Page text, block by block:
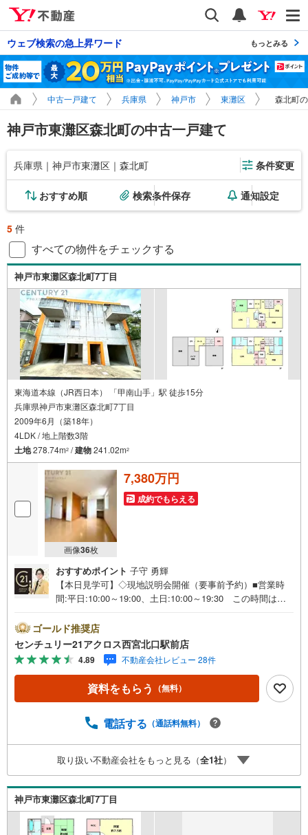
検索
通知
ウェブ検索の急上昇ワード
もっとみる
中古一戸建て 兵庫県 神戸市 東灘区 森北町
神戸市東灘区森北町の中古一戸建て
兵庫県｜神戸市東灘区｜森北町 条件変更
おすすめ順 検索条件保存 通知設定
5 件
すべての物件をチェックする
神戸市東灘区森北町7丁目
東海道本線（JR西日本） 「甲南山手」駅 徒歩15分
兵庫県神戸市東灘区森北町7丁目
2009年6月（築18年）
4LDK / 地上階数3階
土地278.74m2 /建物241.02m2
画像36枚
7,380万円
成約でもらえる
おすすめポイント 子守 勇輝
【本日見学可】◇現地説明会開催（要事前予約）■営業時
間:平日:10:00～19:00、土日:10:00～19:30 この時間はお
年築のデザイナーズ住宅！シャッター付き車庫2台、バイク
車庫付き。現状2世帯住宅仕様、ホームエレベーター付き。
JR「甲南山手」駅、阪急「芦屋川」駅の2WAYアクセス可
能！○センチュリー21アクロスグループの3つの特徴○■セン
チュリー21グループで28年連続No.1（1997年～2024年兵庫
地区仲介実績） 西宮・尼崎・伊丹・宝塚にて8店舗展開
車場、キッズスペースがございます。 8店舗すべて駅前に
れでもご安心ください。■取り扱い物件多数ございます。
地域密着の当店では2000万円台の新築戸建や、1000万円台
の中古マンションを始め多数物件を取り扱っています。Ya
hoo！不動産に掲載しきれない物件もご紹介できます。
ゴールド推奨店
センチュリー21アクロス西宮北口駅前店
4.89 不動産会社レビュー 28件
資料をもらう （無料）
電話する （通話料無料）
取り扱い不動産会社をもっと見る（全1社）
神戸市東灘区森北町7丁目